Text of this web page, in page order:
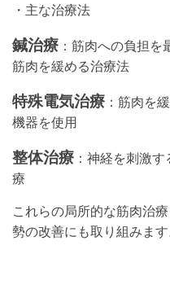
・主な治療法
鍼治療 ：筋肉への負担
筋肉を緩める治療法
特殊電気治療 ：筋肉を
機器を使用
整体治療 ：神経を刺激
療
これらの局所的な筋肉治
勢の改善にも取り組みます